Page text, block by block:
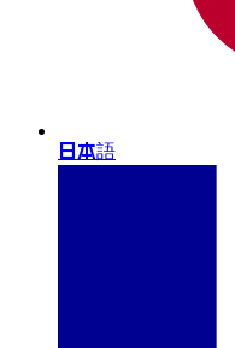
日本語